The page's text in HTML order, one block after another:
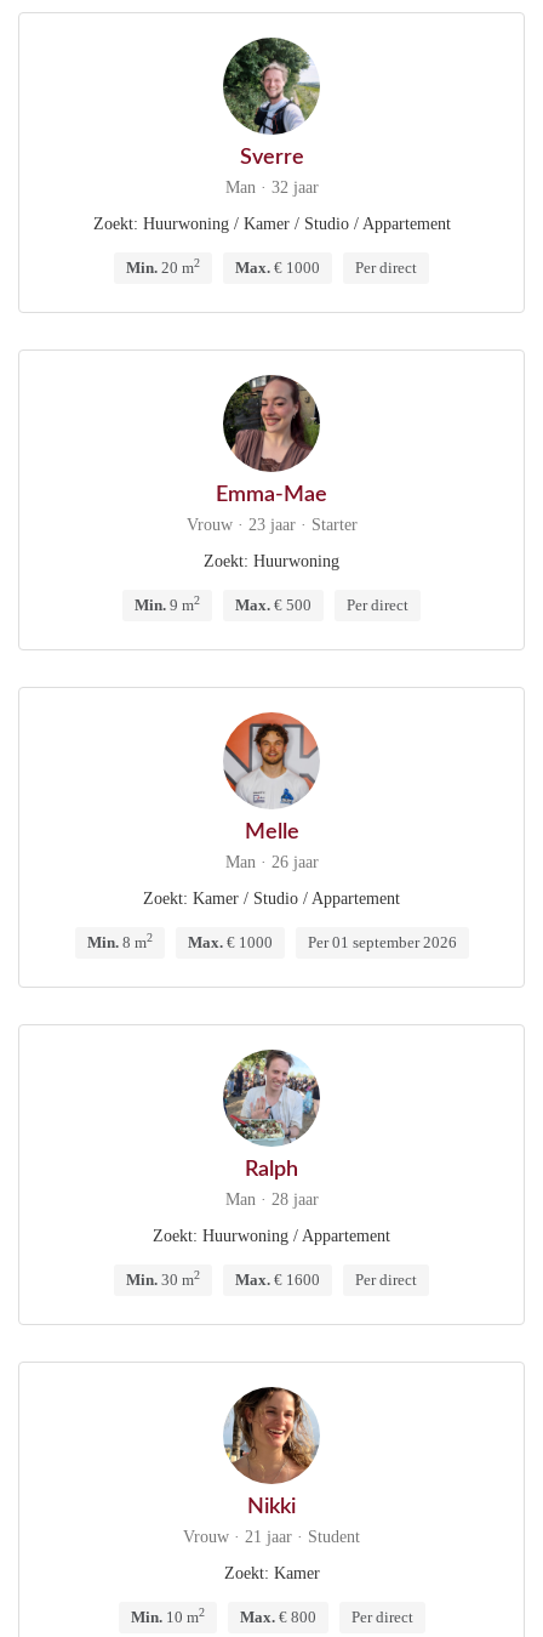
Sverre
Man · 32 jaar
Zoekt: Huurwoning / Kamer / Studio / Appartement
Min. 20 m2 Max. € 1000 Per direct
Emma-Mae
Vrouw · 23 jaar · Starter
Zoekt: Huurwoning
Min. 9 m2 Max. € 500 Per direct
Melle
Man · 26 jaar
Zoekt: Kamer / Studio / Appartement
Min.8 m2 Max.€ 1000 Per 01 september 2026
Ralph
Man · 28 jaar
Zoekt: Huurwoning / Appartement
Min. 30 m2 Max. € 1600 Per direct
Nikki
Vrouw · 21 jaar · Student
Zoekt: Kamer
Min.10 m2 Max.€ 800 Per direct